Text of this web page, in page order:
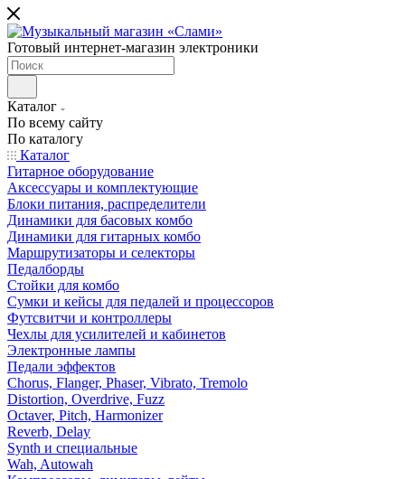
Готовый интернет-магазин электроники
Каталог
По всему сайту
По каталогу
Каталог
Гитарное оборудование
Аксессуары и комплектующие
Блоки питания, распределители
Динамики для басовых комбо
Динамики для гитарных комбо
Маршрутизаторы и селекторы
Педалборды
Стойки для комбо
Сумки и кейсы для педалей и процессоров
Футсвитчи и контроллеры
Чехлы для усилителей и кабинетов
Электронные лампы
Педали эффектов
Chorus, Flanger, Phaser, Vibrato, Tremolo
Distortion, Overdrive, Fuzz
Octaver, Pitch, Harmonizer
Reverb, Delay
Synth и специальные
Wah, Autowah